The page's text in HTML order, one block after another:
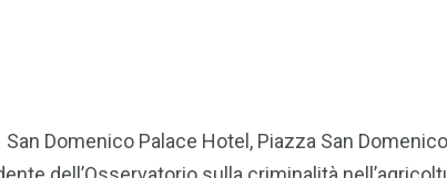
Domenico Palace Hotel, Piazza San